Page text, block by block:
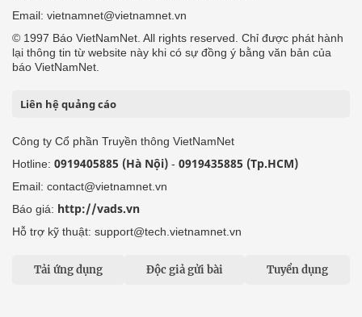
Email: vietnamnet@vietnamnet.vn
© 1997 Báo VietNamNet. All rights reserved. Chỉ được phát hành
lại thông tin từ website này khi có sự đồng ý bằng văn bản của
báo VietNamNet.
Liên hệ quảng cáo
Công ty Cổ phần Truyền thông VietNamNet
Hotline: 0919405885 (Hà Nội) - 0919435885 (Tp.HCM)
Email: contact@vietnamnet.vn
Báo giá: http://vads.vn
Hỗ trợ kỹ thuật: support@tech.vietnamnet.vn
Tải ứng dụng Độc giả gửi bài Tuyển dụng